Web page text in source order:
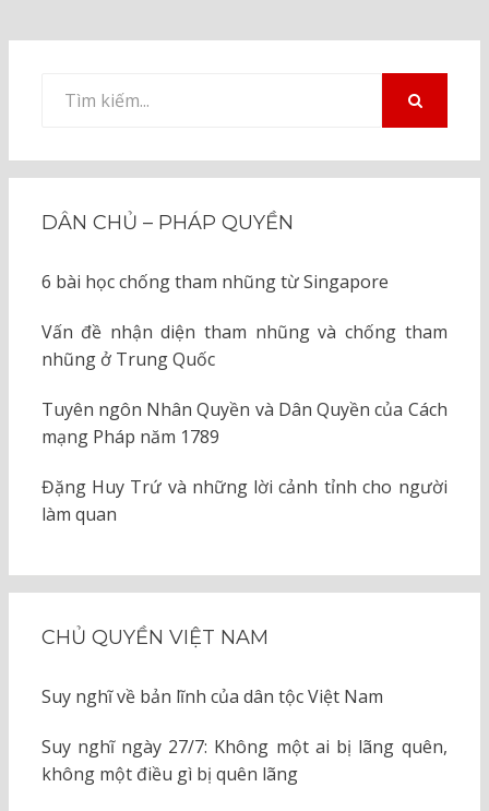
kiếm
DÂN CHỦ – PHÁP QUYỀN
6 bài học chống tham nhũng từ Singapore
Vấn đề nhận diện tham nhũng và chống tham
nhũng ở Trung Quốc
Tuyên ngôn Nhân Quyền và Dân Quyền của Cách
mạng Pháp năm 1789
Đặng Huy Trứ và những lời cảnh tỉnh cho người
làm quan
CHỦ QUYỀN VIỆT NAM
Suy nghĩ về bản lĩnh của dân tộc Việt Nam
Suy nghĩ ngày 27/7: Không một ai bị lãng quên,
không một điều gì bị quên lãng